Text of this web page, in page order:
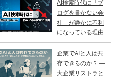
AI検索時代に「ブ
ログを書かない会
社」が静かに不利
になっている理由
企業でAIと人は共
存できるのか？ ―
大企業リストラと